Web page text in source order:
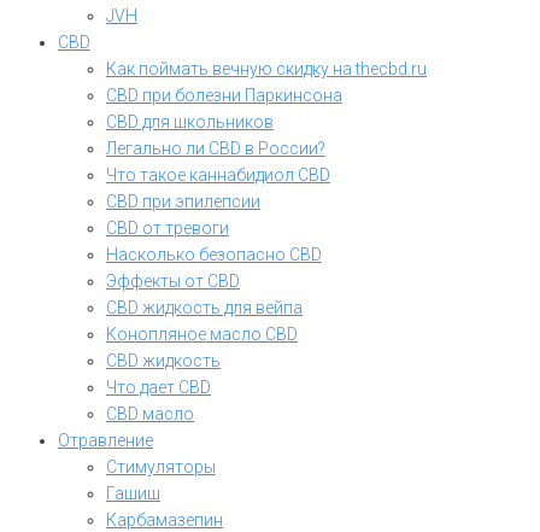
JVH
CBD
Как поймать вечную скидку на thecbd.ru
CBD при болезни Паркинсона
CBD для школьников
Легально ли CBD в России?
Что такое каннабидиол CBD
CBD при эпилепсии
CBD от тревоги
Насколько безопасно CBD
Эффекты от CBD
CBD жидкость для вейпа
Конопляное масло CBD
CBD жидкость
Что дает CBD
CBD масло
Отравление
Стимуляторы
Гашиш
Карбамазепин